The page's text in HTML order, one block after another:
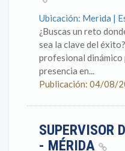
Ubicación: Merida |
¿Buscas un reto
sea la clave del
profesional
presencia en...
Publicación: 04/08/
SUPERVISOR
- MÉRIDA